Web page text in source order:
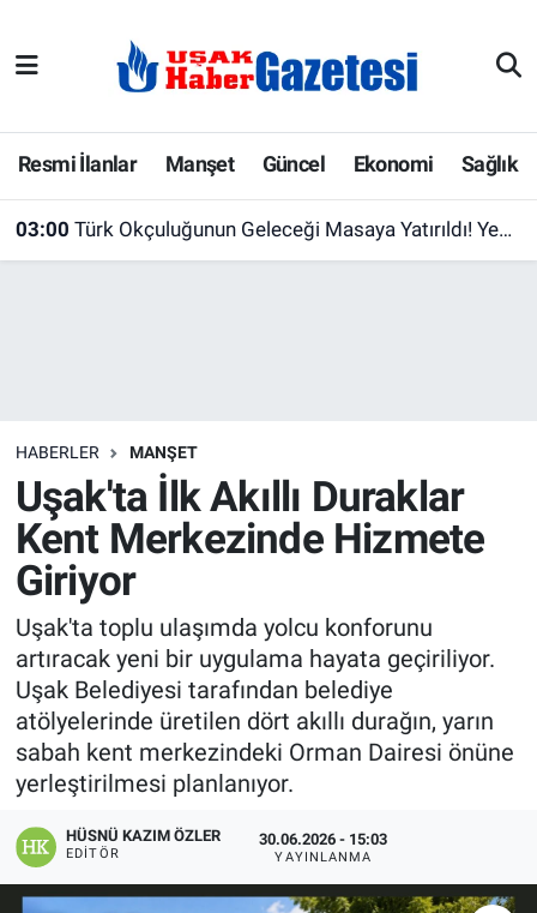
Resmi İlanlar Manşet Güncel Ekonomi Sağlık
03:00 Türk Okçuluğunun Geleceği Masaya Yatırıldı! Yeni Projeler İçin Önemli Görüşme
HABERLER MANŞET
Uşak'ta İlk Akıllı Duraklar
Kent Merkezinde Hizmete
Giriyor
Uşak'ta toplu ulaşımda yolcu konforunu
artıracak yeni bir uygulama hayata geçiriliyor.
Uşak Belediyesi tarafından belediye
atölyelerinde üretilen dört akıllı durağın, yarın
sabah kent merkezindeki Orman Dairesi önüne
yerleştirilmesi planlanıyor.
HÜSNÜ KAZIM ÖZLER
EDITÖR
30.06.2026 - 15:03
YAYINLANMA
E-Gazete
Ekonomi
Köşe Yazarları
Kültür Sanat
Manşet
Resmi İlanlar
Sağlık
Son Dakika
Spor
Uşak Haberleri
Uşak Hava Durumu
Uşak Trafik Yoğunluk Haritası